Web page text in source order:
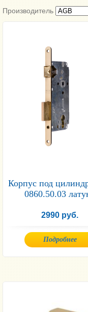
Производитель
Корпус под
0860.50.03
2990 руб.
Подробнее